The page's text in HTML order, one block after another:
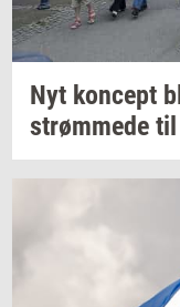
Nyt kon­cept
strøm­me­de til